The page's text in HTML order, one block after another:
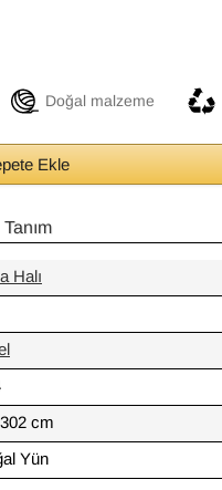
Doğal malzeme
Ekle
Tanım
Halı
cm
Yün